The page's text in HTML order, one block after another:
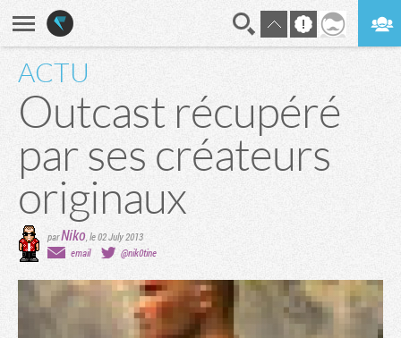
ACTU
Outcast récupéré
par ses créateurs
originaux
parNiko,le 02 July 2013
email
@nik0tine